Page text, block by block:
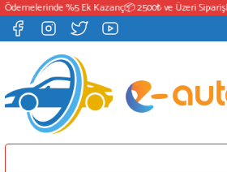
%5 Ek Kazanç📦 2500₺ ve Üzeri